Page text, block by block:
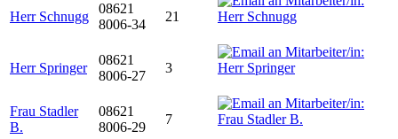
Herr Schnugg
08621
8006-34
21
Herr Springer
08621
8006-27
3
Frau Stadler
B.
08621
8006-29
7